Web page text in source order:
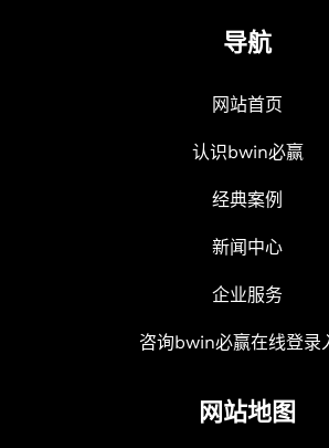
导航
网站首页
认识bwin必赢
经典案例
新闻中心
企业服务
咨询bwin必赢在线登录
网站地图